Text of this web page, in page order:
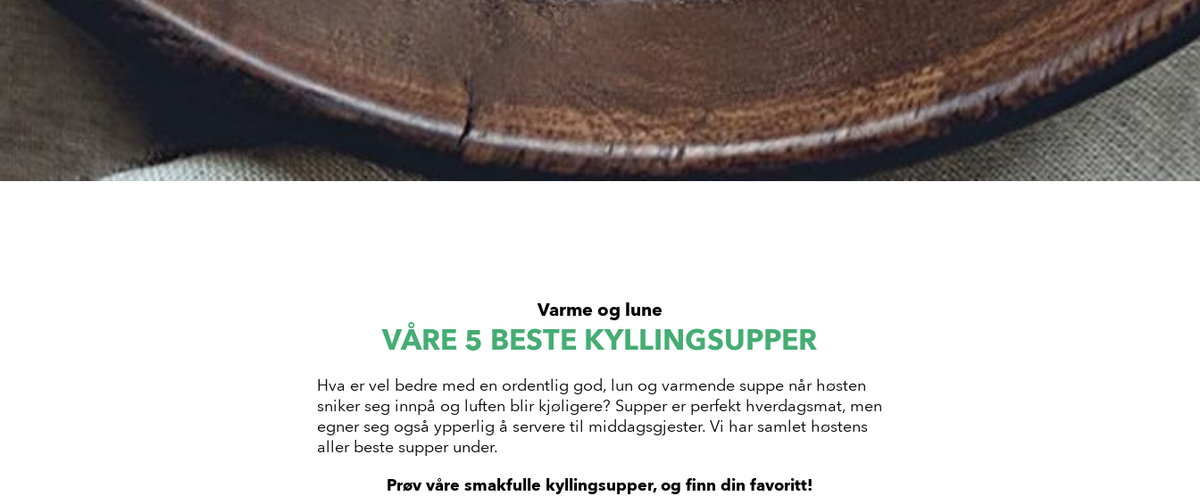
Varme og lune
VÅRE 5 BESTE KYLLINGSUPPER
Hva er vel bedre med en ordentlig god, lun og varmende suppe når høsten
sniker seg innpå og luften blir kjøligere? Supper er perfekt hverdagsmat, men
egner seg også ypperlig å servere til middagsgjester. Vi har samlet høstens
aller beste supper under.
Prøv våre smakfulle kyllingsupper, og finn din favoritt!